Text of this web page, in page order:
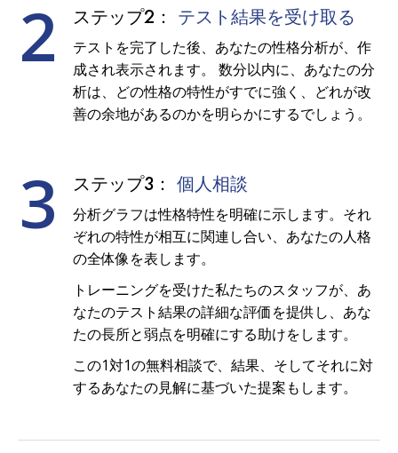
2 ステップ2： テスト結果を受け取る
テストを完了した後、あなたの性格分析が、作
成され表示されます。 数分以内に、あなたの分
析は、どの性格の特性がすでに強く、どれが改
善の余地があるのかを明らかにするでしょう。
3 ステップ3： 個人相談
分析グラフは性格特性を明確に示します。それ
ぞれの特性が相互に関連し合い、あなたの人格
の全体像を表します。
トレーニングを受けた私たちのスタッフが、あ
なたのテスト結果の詳細な評価を提供し、あな
たの長所と弱点を明確にする助けをします。
この1対1の無料相談で、結果、そしてそれに対
するあなたの見解に基づいた提案もします。